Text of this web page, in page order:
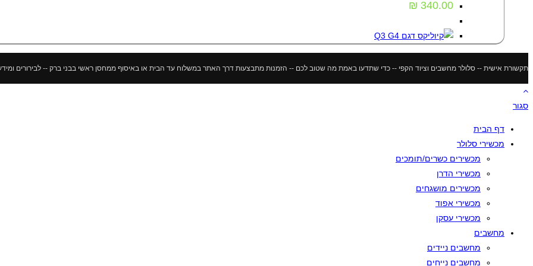
את
בעמוד
₪ 340.00
תקשורת אישית -- סלולר מחשבים וציוד הקפי -- כדי שתדעו באמת מה שטוב לכם -- הזמנות מתבצעות דרך האתר במשלוח עד הבית או באיסוף ממחסן ראשי בבני ברק -- לבירורים ומידע נוסף 052-500-10-10
סגור
דף הבית
מכשירי סלולר
מכשירים כשרים/תומכים
מכשירי הדרן
מכשירים מושגחים
מכשירי אפוד
מכשירי עסקן
מחשבים
מחשבים ניידים
מחשבים נייחים